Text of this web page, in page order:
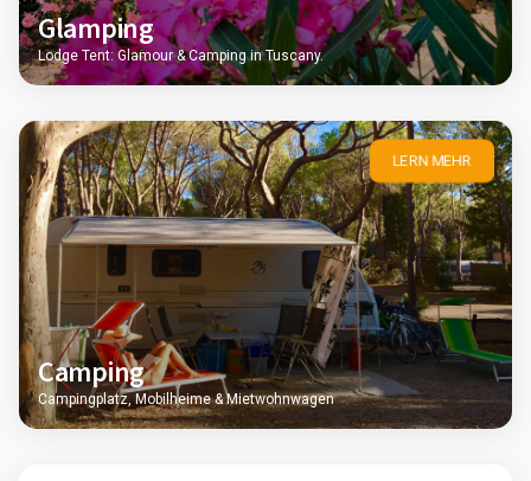
Glamping
Lodge Tent: Glamour & Camping in Tuscany.
LERN MEHR
Camping
Campingplatz, Mobilheime & Mietwohnwagen